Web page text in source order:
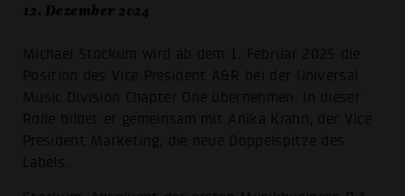
12. Dezember 2024
Michael Stockum wird ab dem 1. Februar 2025 die
Position des Vice President A&R bei der Universal
Music Division Chapter One übernehmen. In dieser
Rolle bildet er gemeinsam mit Anika Krahn, der Vice
President Marketing, die neue Doppelspitze des
Labels.